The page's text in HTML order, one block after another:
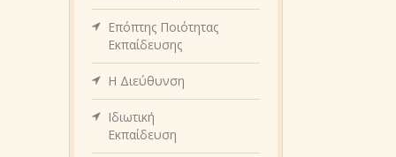
Επόπτης Ποιότητας
Εκπαίδευσης
Η Διεύθυνση
Ιδιωτική
Εκπαίδευση